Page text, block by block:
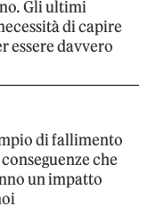
Gli ultimi
di capire
essere davvero
di fallimento
che
un impatto